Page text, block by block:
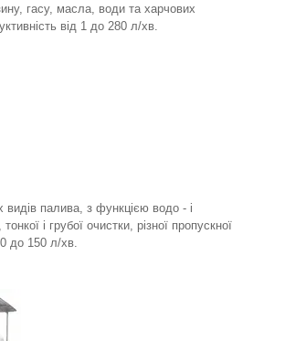
гасу, масла, води та харчових
від 1 до 280 л/хв.
видів палива, з функцією водо - і
і грубої очистки, різної пропускної
до 150 л/хв.